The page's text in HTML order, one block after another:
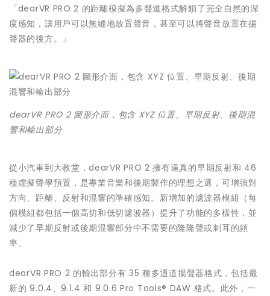
「dearVR PRO 2 的距離模擬為多聲道格式解鎖了完全自然的深
度感知，讓用戶可以無縫地放置聲音，甚至可以將聲音放置在揚
聲器的後方。」
dearVR PRO 2 圖形介面，包含 XYZ 位置、早期反射、後期混
響和輸出部分
從小汽車到大教堂，dearVR PRO 2 擁有逼真的早期反射和 46
種虛擬聲學預置，是專業音樂和後期製作的理想之選，可增強對
方向、距離、反射和混響的準確感知。新增加的濾波器模組（每
個模組都包括一個高切和低切濾波器）提升了功能的多樣性，並
減少了早期反射或後期混響部分中不需要的隆隆聲或刺耳的頻
率。
dearVR PRO 2 的輸出部分有 35 種多通道揚聲器格式，包括最
新的 9.0.4、9.1.4 和 9.0.6 Pro Tools® DAW 格式。此外，一